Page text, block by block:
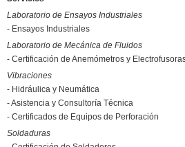
Laboratorio de Ensayos Industriales
- Ensayos Industriales
Laboratorio de Mecánica de Fluidos
- Certificación de Anemómetros y
Vibraciones
- Hidráulica y Neumática
- Asistencia y Consultoría Técnica
- Certificados de Equipos de Perforación
Soldaduras